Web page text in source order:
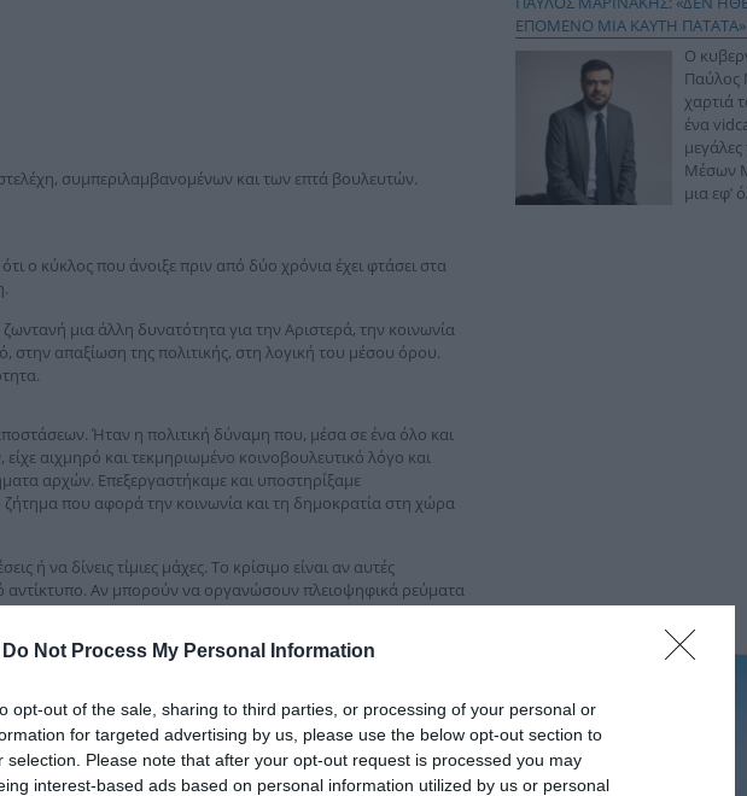
Do Not Process My Personal Information
opt-out of the sale, sharing to third parties, or processing of your personal or
for targeted advertising by us, please use the below opt-out section to
selection. Please note that after your opt-out request is processed you may
interest-based ads based on personal information utilized by us or personal
συμπεριλαμβανομένων και των επτά βουλευτών.
ο κύκλος που άνοιξε πριν από δύο χρόνια έχει φτάσει στα
μια άλλη δυνατότητα για την Αριστερά, την κοινωνία
στην απαξίωση της πολιτικής, στη λογική του μέσου όρου.
Ήταν η πολιτική δύναμη που, μέσα σε ένα όλο και
αιχμηρό και τεκμηριωμένο κοινοβουλευτικό λόγο και
αρχών. Επεξεργαστήκαμε και υποστηρίξαμε
ζήτημα που αφορά την κοινωνία και τη δημοκρατία στη χώρα
ή να δίνεις τίμιες μάχες. Το κρίσιμο είναι αν αυτές
αντίκτυπο. Αν μπορούν να οργανώσουν πλειοψηφικά ρεύματα
κρίσιμων προβλημάτων που αντιμετωπίζει ο κόσμος της
ΕΠΟΜΕΝΟ ΜΙΑ ΚΑΥΤΗ ΠΑΤΑΤΑ»
Ο
Παύλος
χαρτιά
ένα
Μέσων
μια εφ’